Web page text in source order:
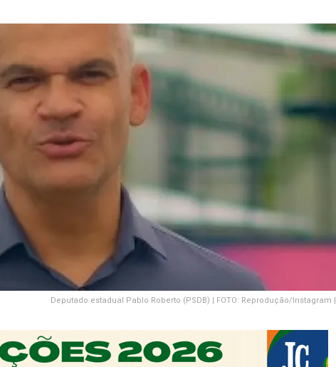
Deputado estadual Pablo Roberto (PSDB) | FOTO: Reprodução/Instagram |